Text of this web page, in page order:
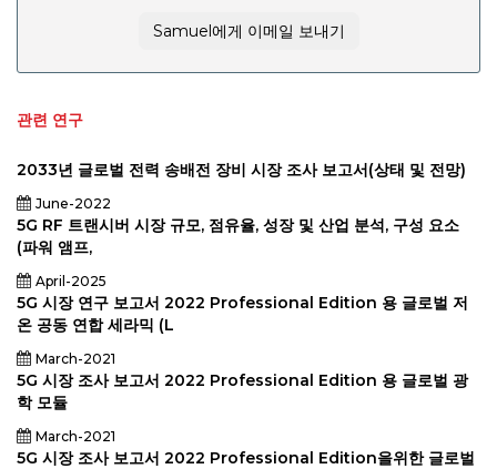
Samuel에게 이메일 보내기
관련 연구
2033년 글로벌 전력 송배전 장비 시장 조사 보고서(상태 및 전망)
June-2022
5G RF 트랜시버 시장 규모, 점유율, 성장 및 산업 분석, 구성 요소
(파워 앰프,
April-2025
5G 시장 연구 보고서 2022 Professional Edition 용 글로벌 저
온 공동 연합 세라믹 (L
March-2021
5G 시장 조사 보고서 2022 Professional Edition 용 글로벌 광
학 모듈
March-2021
5G 시장 조사 보고서 2022 Professional Edition을위한 글로벌